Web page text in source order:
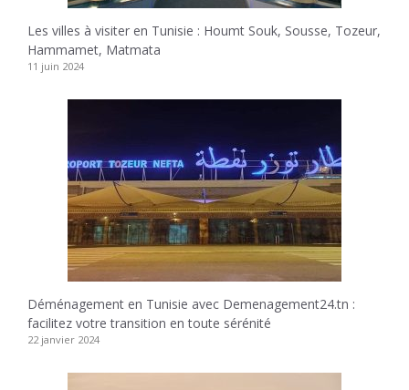
Les villes à visiter en Tunisie : Houmt Souk, Sousse, Tozeur,
Hammamet, Matmata
11 juin 2024
Déménagement en Tunisie avec Demenagement24.tn :
facilitez votre transition en toute sérénité
22 janvier 2024